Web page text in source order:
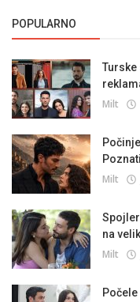
POPULARNO
Milt
Milt
na
Milt